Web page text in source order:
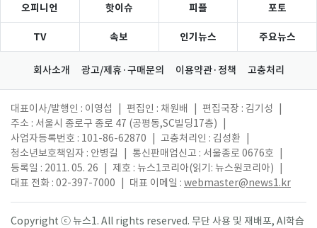
오피니언 핫이슈 피플 포토
TV 속보 인기뉴스 주요뉴스
회사소개 광고/제휴·구매문의 이용약관·정책 고충처리
대표이사/발행인 : 이영섭 편집인 : 채원배 편집국장 : 김기성
주소 : 서울시 종로구 종로 47 (공평동,SC빌딩17층)
사업자등록번호 : 101-86-62870
고충처리인 : 김성환
청소년보호책임자 : 안병길
통신판매업신고 : 서울종로 0676호
등록일 : 2011. 05. 26
제호 : 뉴스1코리아(읽기: 뉴스원코리아)
대표 전화 : 02-397-7000
대표 이메일 : webmaster@news1.kr
Copyright ⓒ 뉴스1. All rights reserved. 무단 사용 및 재배포, AI학습